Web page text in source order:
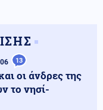
13
οι άνδρες της
το νησί-